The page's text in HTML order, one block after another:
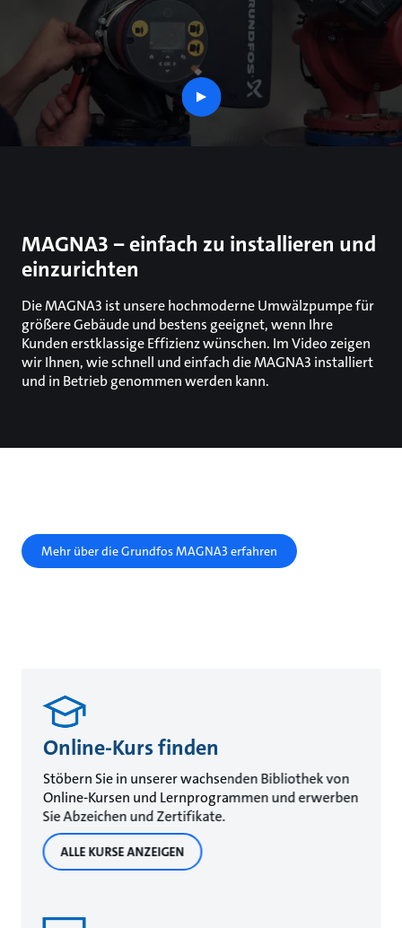
MAGNA3 − einfach zu installieren und
einzurichten
Die MAGNA3 ist unsere hochmoderne Umwälzpumpe für
größere Gebäude und bestens geeignet, wenn Ihre
Kunden erstklassige Effizienz wünschen. Im Video zeigen
wir Ihnen, wie schnell und einfach die MAGNA3 installiert
und in Betrieb genommen werden kann.
play
button
Mehr über die Grundfos MAGNA3 erfahren
Online-Kurs finden
Stöbern Sie in unserer wachsenden Bibliothek von
Online-Kursen und Lernprogrammen und erwerben
Sie Abzeichen und Zertifikate.
ALLE KURSE ANZEIGEN